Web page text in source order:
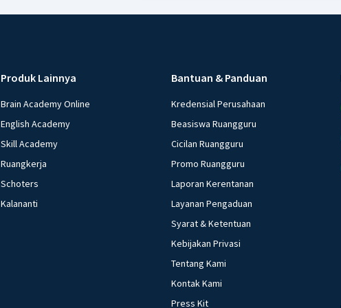
Produk Lainnya
Brain Academy Online
English Academy
Skill Academy
Ruangkerja
Schoters
Kalananti
Bantuan & Panduan
Kredensial Perusahaan
Beasiswa Ruangguru
Cicilan Ruangguru
Promo Ruangguru
Laporan Kerentanan
Layanan Pengaduan
Syarat & Ketentuan
Kebijakan Privasi
Tentang Kami
Kontak Kami
Press Kit